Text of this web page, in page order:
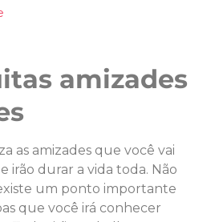
amizades
as amizades que você vai
irão durar a vida toda. Não
um ponto importante
que você irá conhecer